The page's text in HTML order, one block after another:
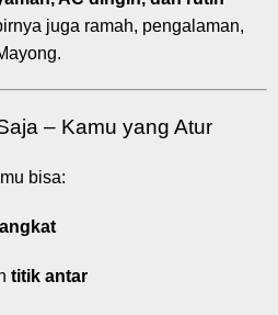
juga ramah, pengalaman,
– Kamu yang Atur
bisa:
titik antar